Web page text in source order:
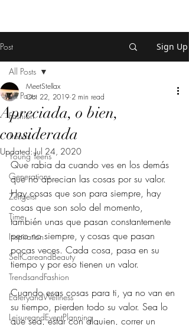
Post Sign Up
All Posts
Fashion
Trends
Young Teens
Generations
Zeitgeist
Time
Inspiration
SelfCareandBeauty
TrendsandFashion
EateryandWellness
LeisureandEventPlanning
All Posts
Apreciada, o bien,
considerada
MeetStellax
Oct 22, 2019 2 min read
Updated:Jul 24, 2020
Que rabia da cuando ves en los demás
que no aprecian las cosas por su valor.
Hay cosas que son para siempre, hay
cosas que son solo del momento,
también unas que pasan constantemente
pero no siempre, y cosas que pasan
pocas veces. Cada cosa, pasa en su
tiempo y por eso tienen un valor.
Cuando esas cosas para ti, ya no van en
su tiempo, pierden todo su valor. Sea lo
que sea, estar con alguien, correr un